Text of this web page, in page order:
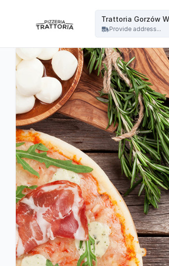
Trattoria Gorzów
Provide address...